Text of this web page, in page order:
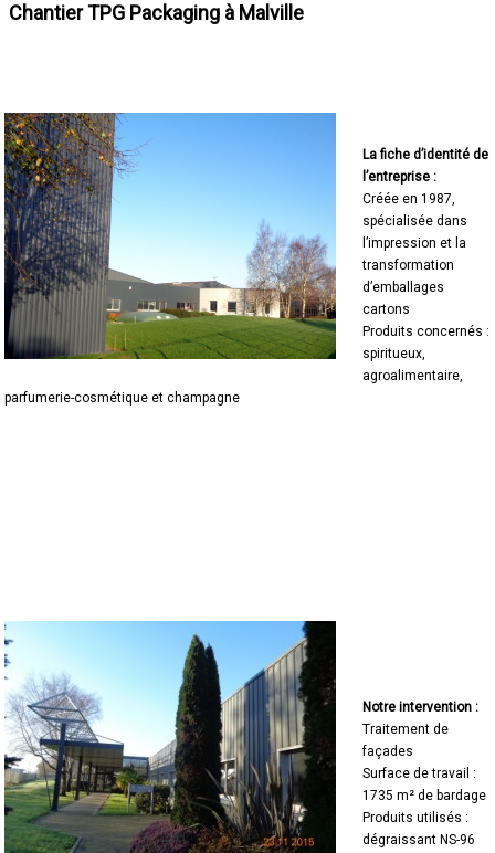
ChantierTPG Packaging à Malville
La fiche d’identité de
l’entreprise :
Créée en 1987,
spécialisée dans
l’impression et la
transformation
d’emballages
cartons
Produits concernés :
spiritueux,
agroalimentaire,
parfumerie-cosmétique et champagne
Notre intervention :
Traitement de
façades
Surface de travail :
1735 m² de bardage
Produits utilisés :
dégraissant NS-96